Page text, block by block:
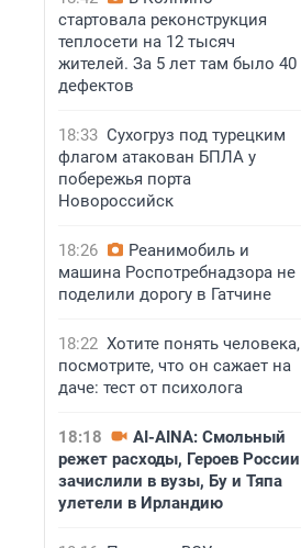
стартовала реконструкция
теплосети на 12 тысяч
жителей. За 5 лет там было 40
дефектов
18:33 Сухогруз под турецким
флагом атакован БПЛА у
побережья порта
Новороссийск
18:26
Реанимобиль и
машина Роспотребнадзора не
поделили дорогу в Гатчине
18:22 Хотите понять человека,
посмотрите, что он сажает на
даче: тест от психолога
18:18
AI-AINA: Смольный
режет расходы, Героев России
зачислили в вузы, Бу и Тяпа
улетели в Ирландию